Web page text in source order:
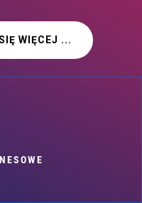
WIĘCEJ ...